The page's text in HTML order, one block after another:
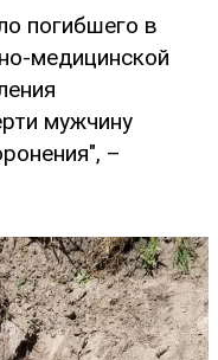
погибшего в
медицинской
мужчину
–